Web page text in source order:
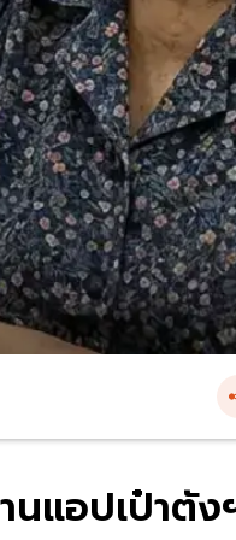
แอปเป๋าตัง